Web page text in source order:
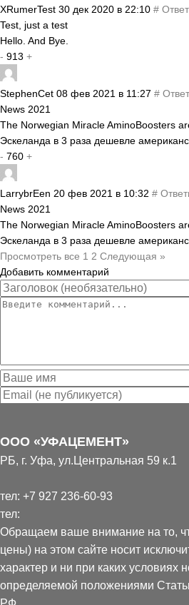
XRumerTest 30 дек 2020 в 22:10 #
Test, just a test
Hello. And Bye.
- 913 +
StephenCet 08 фев 2021 в 11:27 #
News 2021
The Norwegian Miracle AminoBoosters
Эскеланда в 3 раза дешевле
- 760 +
LarrybrEen 20 фев 2021 в 10:32 #
News 2021
The Norwegian Miracle AminoBoosters
Эскеланда в 3 раза дешевле
Просмотреть все 1 2 Следующая »
Добавить комментарий
Схема работы с клиентами:
Вы оставляете
ООО «УФАЦЕМЕНТ»
РБ, г. Уфа, ул.Центральная 59 к.1
тел: +7 927 236-60-93
тел:
Обращаем ваше внимание на то,
цены) на этом сайте носит
характер и ни при каких условиях
определяемой положениями